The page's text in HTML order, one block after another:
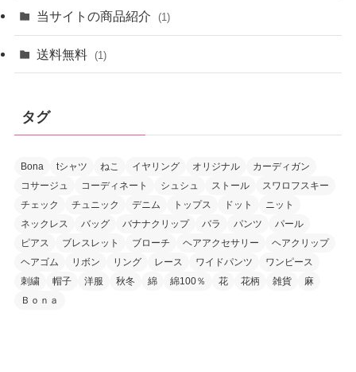
当サイトの商品紹介 (1)
送料無料 (1)
タグ
Bona tシャツ ねこ イヤリング オリジナル
カーディガン
コサージュ
コーディネート シュシュ ストール
スワロフスキー
チェック
チュニック デニム トップス ドット
ニット
ネックレス
バッグ バナナクリップ バラ パンツ
パール
ピアス
ブレスレット ブローチ ヘアアクセサリー
ヘアクリップ
ヘアゴム
リボン リング レース ワイドパンツ
ワンピース
刺繍
帽子 洋服 秋冬 綿 綿100％ 花 花柄 雑貨
麻
Ｂｏｎａ